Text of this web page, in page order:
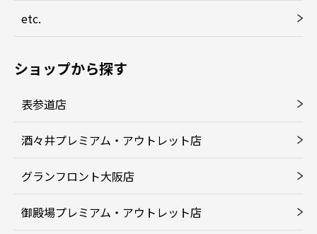
etc.
ショップから探す
表参道店
酒々井プレミアム・アウトレット店
グランフロント大阪店
御殿場プレミアム・アウトレット店